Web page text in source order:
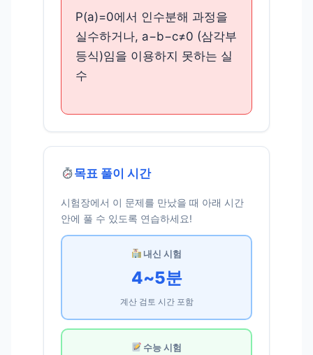
P(a)=0에서 인수분해 과정을
실수하거나, a−b−c≠0 (삼각부
등식)임을 이용하지 못하는 실
수
목표 풀이 시간
시험장에서 이 문제를 만났을 때 아래 시간
안에 풀 수 있도록 연습하세요!
내신 시험
4~5분
계산 검토 시간 포함
수능 시험